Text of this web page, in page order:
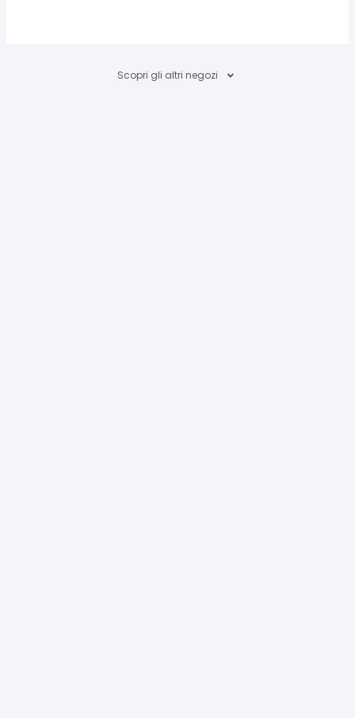
Scopri gli altri negozi